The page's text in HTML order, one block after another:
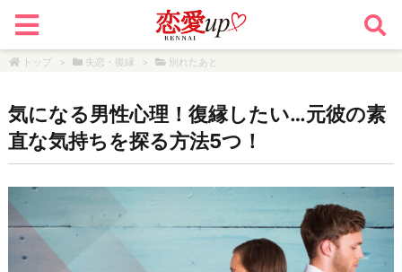
トップ > 失恋・復縁 > 別れたあと
気になる男性心理！復縁したい…元彼の素
直な気持ちを探る方法5つ！